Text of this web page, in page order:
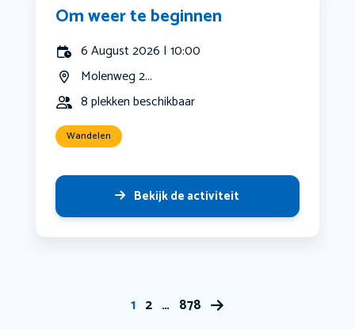
Om weer te beginnen
6 August 2026 | 10:00
Molenweg 2...
8 plekken beschikbaar
Wandelen
Bekijk de activiteit
1 2 … 878